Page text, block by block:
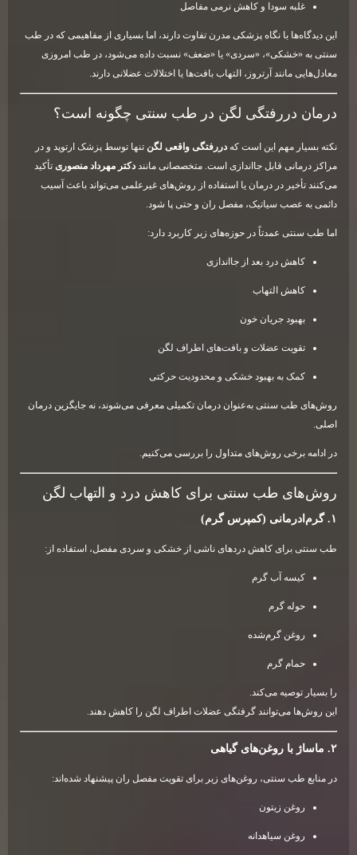
غلبه سودا و کاهش نرمی مفاصل
این دیدگاه‌ها با نگاه پزشکی مدرن تفاوت دارند، اما بسیاری از مفاهیمی که در طب
سنتی به «خشکی»، «سردی» یا «ضعف» نسبت داده می‌شود، در طب امروزی
معادل‌هایی مانند آرتروز، التهاب بافت‌ها یا اختلالات عضلانی دارند.
درمان دررفتگی لگن در طب سنتی چگونه است؟
نکته بسیار مهم این است کهدررفتگی واقعی لگنتنها توسط پزشک ارتوپد و در
مراکز درمانی قابل جااندازی است. متخصصانی ماننددکتر مهرداد منصوریتأکید
می‌کنند تأخیر در درمان یا استفاده از روش‌های غیرعلمی می‌تواند باعث آسیب
دائمی به عصب سیاتیک، مفصل ران و حتی پا شود.
اما طب سنتی عمدتاً در حوزه‌های زیر کاربرد دارد:
کاهش درد بعد از جااندازی
کاهش التهاب
بهبود جریان خون
تقویت عضلات و بافت‌های اطراف لگن
کمک به بهبود خشکی و محدودیت حرکتی
روش‌های طب سنتی به‌عنوان درمان تکمیلی معرفی می‌شوند، نه جایگزین درمان
اصلی.
در ادامه برخی روش‌های متداول را بررسی می‌کنیم.
روش‌های طب سنتی برای کاهش درد و التهاب لگن
طب سنتی برای کاهش دردهای ناشی از خشکی و سردی مفصل، استفاده از:
کیسه آب گرم
حوله گرم
روغن گرم‌شده
حمام گرم
را بسیار توصیه می‌کند.
این روش‌ها می‌توانند گرفتگی عضلات اطراف لگن را کاهش دهند.
۲. ماساژ با روغن‌های گیاهی
در منابع طب سنتی، روغن‌های زیر برای تقویت مفصل ران پیشنهاد شده‌اند:
روغن زیتون
روغن سیاهدانه